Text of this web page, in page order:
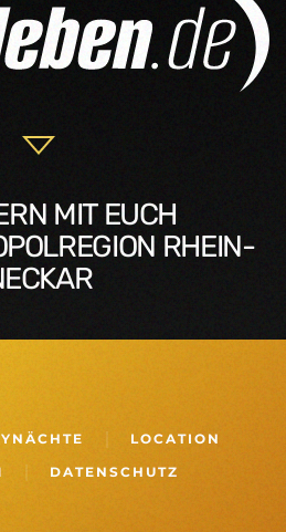
MIT EUCH
RHEIN-
LOCATION
DATENSCHUTZ